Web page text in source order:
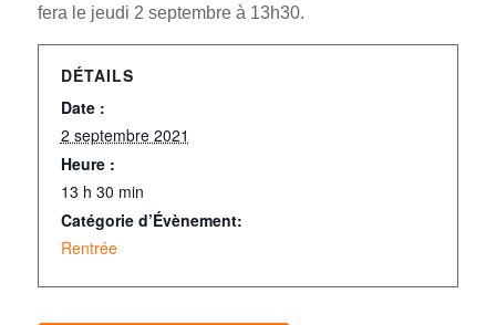
fera le jeudi 2 septembre à 13h30.
DÉTAILS
Date :
2 septembre 2021
Heure :
13 h 30 min
Catégorie d’Évènement:
Rentrée